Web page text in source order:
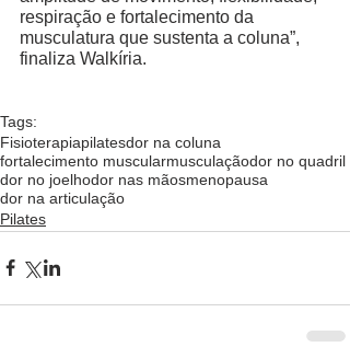
respiração e fortalecimento da
musculatura que sustenta a coluna”,
finaliza Walkíria.
Tags:
Fisioterapiapilatesdor na coluna
fortalecimento muscularmusculaçãodor no quadril
dor no joelhodor nas mãosmenopausa
dor na articulação
Pilates